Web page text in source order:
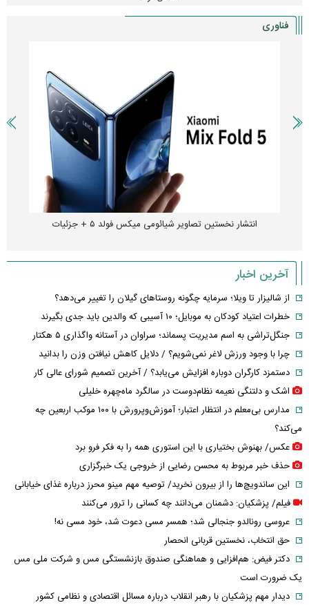
فناوری
انتشار نخستین تصاویر شیائومی میکس فولد ۵ + جزئیات
آخرین اخبار
از شالیزار تا ویلا؛ سرمایه چگونه روستاهای گیلان را تغییر می‌دهد؟
خطرات اعتیاد کودکان به موبایل؛ ۱۰ آسیبی که والدین باید جدی بگیرند
جنگل‌تراشی به اسم مدیریت پسماند؛ سراوان در آستانه واگذاری ۵ هکتار
چرا با وجود ورزش لاغر نمی‌شویم؟ / دلایل کاهش نیافتن وزن را بدانید
دستمزد کارگران دوباره افزایش می‌یابد؟ / آخرین تصمیم شورای عالی کار
اشک و دلتنگی نعیمه نظام‌دوست در سالگرد ماه‌چهره خلیلی
مدارس بی‌معلم در انتظار اعتبار؛ آموزش‌وپرورش با ۱۰۰ موکب اربعین چه
می‌کند؟
عکس/ بهنوش بختیاری با این استوری همه را به فکر فرو برد
حذف خبر مربوط به محسن رضایی از خروجی یک خبرگزاری
این ساندویچ‌ها را از بیرون نخرید/ توصیه مهم مینو محرز درباره غذای خیابانی
فیلم/ پزشکیان: دشمنان می‌دانند چه کسانی را ترور می‌کنند
عروسی رونالدو جنجالی شد؛ همسر مسی دعوت شد، خود مسی نه!
حق انتخاب، نخستین قربانی انحصار
دکتر فیض: هم‌افزایی و هماهنگی صندوق بازنشستگی مس و شرکت ملی مس
یک ضرورت است
دیدار مهم پزشکیان با رهبر انقلاب درباره مسائل اقتصادی و نظامی کشور